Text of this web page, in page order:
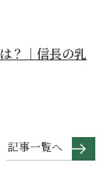
？｜信長の乳
記事一覧へ